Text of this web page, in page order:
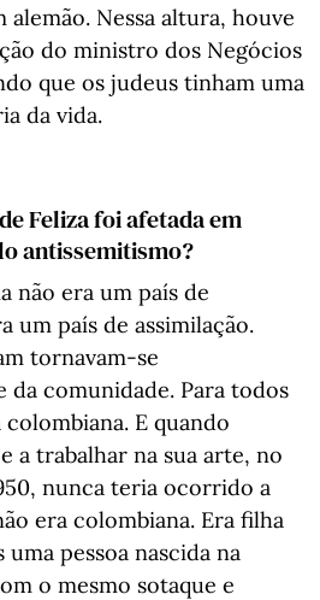
alemão. Nessa altura, houve
do ministro dos Negócios
que os judeus tinham uma
da vida.
Feliza foi afetada em
antissemitismo?
não era um país de
um país de assimilação.
tornavam-se
da comunidade. Para todos
E quando
a trabalhar na sua arte, no
nunca teria ocorrido a
era colombiana. Era filha
pessoa nascida na
o mesmo sotaque e